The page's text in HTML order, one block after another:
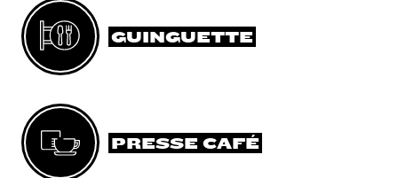
GUINGUETTE
PRESSE CAFÉ